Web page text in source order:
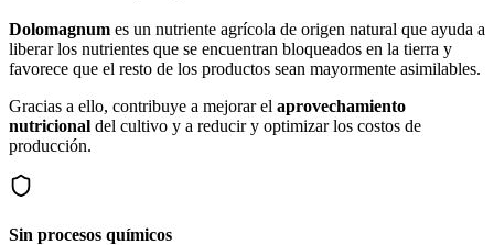
Dolomagnum es un nutriente agrícola de origen natural que ayuda a
liberar los nutrientes que se encuentran bloqueados en la tierra y
favorece que el resto de los productos sean mayormente asimilables.
Gracias a ello, contribuye a mejorar el aprovechamiento
nutricional del cultivo y a reducir y optimizar los costos de
producción.
Sin procesos químicos